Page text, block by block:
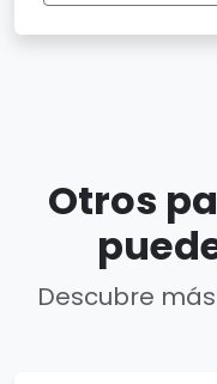
Otros
Descubre